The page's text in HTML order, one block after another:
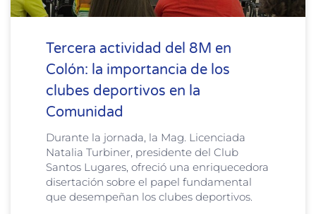
Tercera actividad del 8M en
Colón: la importancia de los
clubes deportivos en la
Comunidad
Durante la jornada, la Mag. Licenciada
Natalia Turbiner, presidente del Club
Santos Lugares, ofreció una enriquecedora
disertación sobre el papel fundamental
que desempeñan los clubes deportivos.